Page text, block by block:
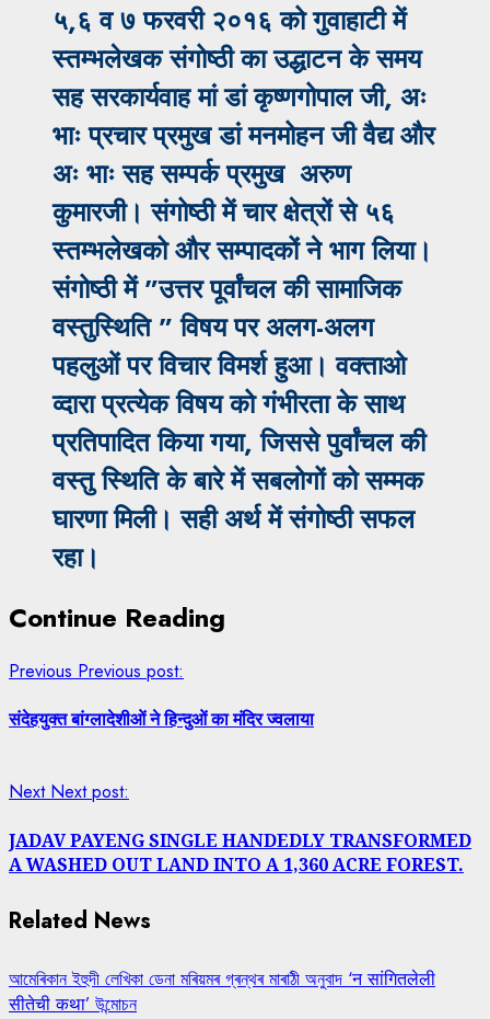
५,६ व ७ फरवरी २०१६ को गुवाहाटी में
स्तम्भलेखक संगोष्ठी का उद्धाटन के समय
सह सरकार्यवाह मां डां कृष्णगोपाल जी, अः
भाः प्रचार प्रमुख डां मनमोहन जी वैद्य और
अः भाः सह सम्पर्क प्रमुख अरुण
कुमारजी। संगोष्ठी में चार क्षेत्रों से ५६
स्तम्भलेखको और सम्पादकों ने भाग लिया।
संगोष्ठी में ”उत्तर पूर्वांचल की सामाजिक
वस्तुस्थिति ” विषय पर अलग-अलग
पहलुओं पर विचार विमर्श हुआ। वक्ताओ
व्दारा प्रत्येक विषय को गंभीरता के साथ
प्रतिपादित किया गया, जिससे पुर्वांचल की
वस्तु स्थिति के बारे में सबलोगों को सम्मक
घारणा मिली। सही अर्थ में संगोष्ठी सफल
रहा।
Continue Reading
Previous Previous post:
संदेहयुक्त बांग्लादेशीओं ने हिन्दुओं का मंदिर ज्वलाया
Next Next post:
JADAV PAYENG SINGLE HANDEDLY TRANSFORMED
A WASHED OUT LAND INTO A 1,360 ACRE FOREST.
Related News
আমেৰিকান ইহুদী লেখিকা ডেনা মৰিয়মৰ গ্ৰন্থৰ মাৰাঠী অনুবাদ ‘न सांगितलेली
सीतेची कथा’ উন্মোচন